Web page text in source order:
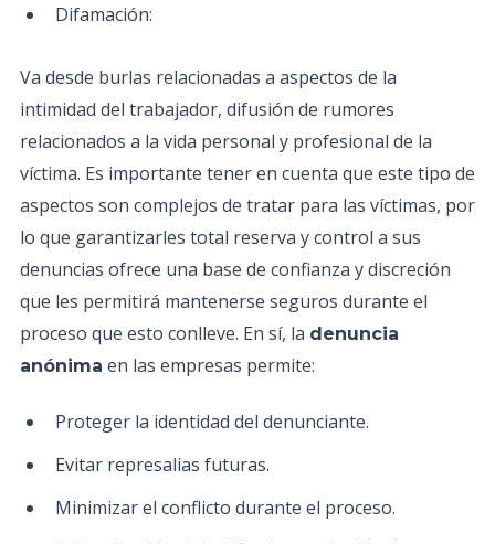
Difamación:
Va desde burlas relacionadas a aspectos de la
intimidad del trabajador, difusión de rumores
relacionados a la vida personal y profesional de la
víctima. Es importante tener en cuenta que este tipo de
aspectos son complejos de tratar para las víctimas, por
lo que garantizarles total reserva y control a sus
denuncias ofrece una base de confianza y discreción
que les permitirá mantenerse seguros durante el
proceso que esto conlleve. En sí, la denuncia
anónima en las empresas permite:
Proteger la identidad del denunciante.
Evitar represalias futuras.
Minimizar el conflicto durante el proceso.